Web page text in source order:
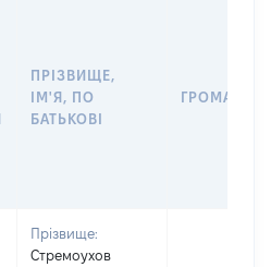
ПРІЗВИЩЕ,
ІМ'Я, ПО
БАТЬКОВІ
Прізвище:
Стремоухов